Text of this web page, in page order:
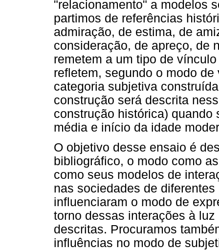
"relacionamento" a modelos
partimos de referências
admiração, de estima, de
consideração, de apreço, de
remetem a um tipo de
refletem, segundo o modo
categoria subjetiva
construção será descrita
construção histórica) quando
média e início da idade
O objetivo desse ensaio é
bibliográfico, o modo como
como seus modelos de
nas sociedades de
influenciaram o modo de
torno dessas interações à
descritas. Procuramos
influências no modo de